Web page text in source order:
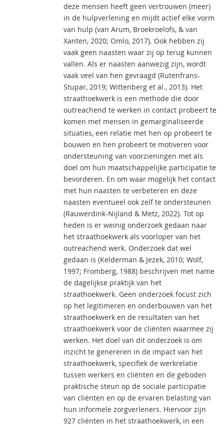
deze mensen heeft geen vertrouwen (meer)
in de hulpverlening en mijdt actief elke vorm
van hulp (van Arum, Broekroelofs, & van
Xanten, 2020; Omlo, 2017). Ook hebben zij
vaak geen naasten waar zij op terug kunnen
vallen. Als er naasten aanwezig zijn, wordt
vaak veel van hen gevraagd (Rutenfrans-
Stupar, 2019; Wittenberg et al., 2013). Het
straathoekwerk is een methode die door
outreachend te werken in contact probeert te
komen met mensen in gemarginaliseerde
situaties, een relatie met hen op probeert te
bouwen en hen probeert te motiveren voor
ondersteuning van voorzieningen met als
doel om hun maatschappelijke participatie te
bevorderen. En om waar mogelijk het contact
met hun naasten te verbeteren en deze
naasten eventueel ook zelf te ondersteunen
(Rauwerdink-Nijland & Metz, 2022). Tot op
heden is er weinig onderzoek gedaan naar
het straathoekwerk als voorloper van het
outreachend werk. Onderzoek dat wel
gedaan is (Kelderman & Jezek, 2010; Wolf,
1997; Fromberg, 1988) beschrijven met name
de dagelijkse praktijk van het
straathoekwerk. Geen onderzoek focust zich
op het legitimeren en onderbouwen van het
straathoekwerk en de resultaten van het
straathoekwerk voor de cliënten waarmee zij
werken. Het doel van dit onderzoek is om
inzicht te genereren in de impact van het
straathoekwerk, specifiek de werkrelatie
tussen werkers en cliënten en de geboden
praktische steun op de sociale participatie
van cliënten en op de ervaren belasting van
hun informele zorgverleners. Hiervoor zijn
927 cliënten in het straathoekwerk, in een